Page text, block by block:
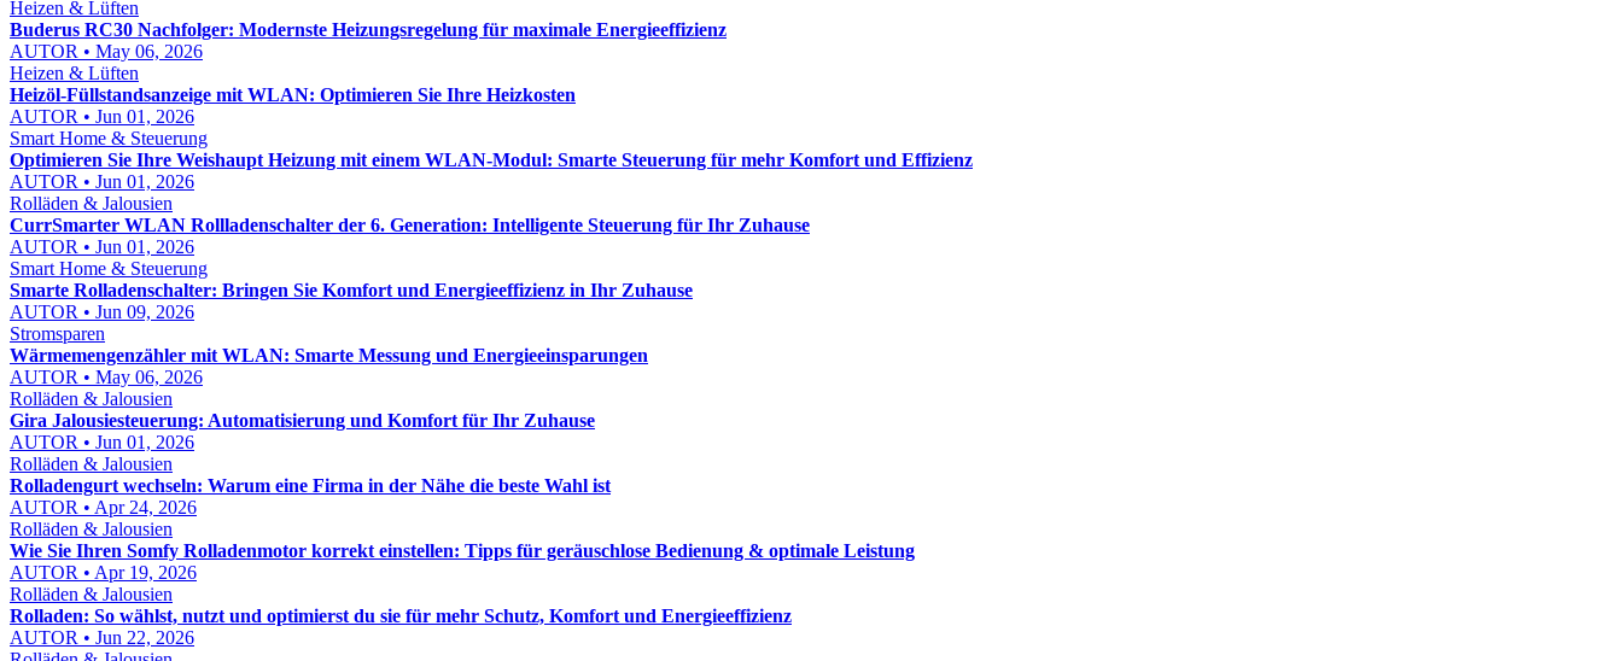
Heizen & Lüften
Buderus RC30 Nachfolger: Modernste Heizungsregelung für maximale Energieeffizienz
AUTOR • May 06, 2026
Heizen & Lüften
Heizöl-Füllstandsanzeige mit WLAN: Optimieren Sie Ihre Heizkosten
AUTOR • Jun 01, 2026
Smart Home & Steuerung
Optimieren Sie Ihre Weishaupt Heizung mit einem WLAN-Modul: Smarte Steuerung für mehr Komfort und Effizienz
AUTOR • Jun 01, 2026
Rolläden & Jalousien
CurrSmarter WLAN Rollladenschalter der 6. Generation: Intelligente Steuerung für Ihr Zuhause
AUTOR • Jun 01, 2026
Smart Home & Steuerung
Smarte Rolladenschalter: Bringen Sie Komfort und Energieeffizienz in Ihr Zuhause
AUTOR • Jun 09, 2026
Stromsparen
Wärmemengenzähler mit WLAN: Smarte Messung und Energieeinsparungen
AUTOR • May 06, 2026
Rolläden & Jalousien
Gira Jalousiesteuerung: Automatisierung und Komfort für Ihr Zuhause
AUTOR • Jun 01, 2026
Rolläden & Jalousien
Rolladengurt wechseln: Warum eine Firma in der Nähe die beste Wahl ist
AUTOR • Apr 24, 2026
Rolläden & Jalousien
Wie Sie Ihren Somfy Rolladenmotor korrekt einstellen: Tipps für geräuschlose Bedienung & optimale Leistung
AUTOR • Apr 19, 2026
Rolläden & Jalousien
Rolladen: So wählst, nutzt und optimierst du sie für mehr Schutz, Komfort und Energieeffizienz
AUTOR • Jun 22, 2026